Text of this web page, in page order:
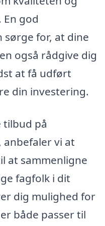
god
sørge for, at dine
også rådgive dig
at få udført
din investering.
tilbud på
anbefaler vi at
at sammenligne
fagfolk i dit
dig mulighed for
både passer til